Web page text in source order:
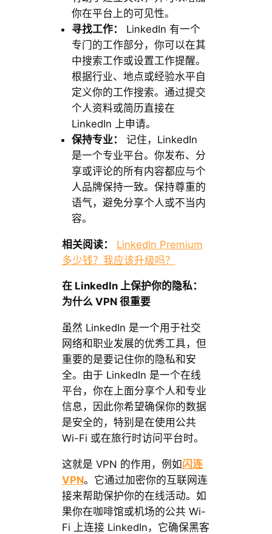
你在平台上的可见性。
寻找工作：
LinkedIn 有一个
专门的工作部分，你可以在其
中搜索工作或设置工作提醒。
根据行业、地点或经验水平自
定义你的工作搜索。通过提交
个人资料或简历直接在
LinkedIn 上申请。
保持专业：
记住，LinkedIn
是一个专业平台。你发布、分
享或评论的所有内容都应与个
人品牌保持一致。保持尊重的
语气，避免分享个人或不当内
容。
相关阅读：
LinkedIn Premium
多少钱？我应该升级吗？
在 LinkedIn 上保护你的隐私：
为什么 VPN 很重要
虽然 LinkedIn 是一个用于社交
网络和职业发展的优秀工具，但
重要的是要记住你的隐私和安
全。由于 LinkedIn 是一个在线
平台，你在上面分享个人和专业
信息，因此你希望确保你的数据
是安全的，特别是在使用公共
Wi-Fi 或在旅行时访问平台时。
这就是 VPN 的作用，例如闪连
VPN。它通过加密你的互联网连
接来帮助保护你的在线活动。如
果你在咖啡馆或机场的公共 Wi-
Fi 上连接 LinkedIn，它确保黑客